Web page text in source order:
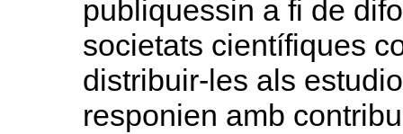
publiquessin a fi de
societats científiques
distribuir-les als
responien amb